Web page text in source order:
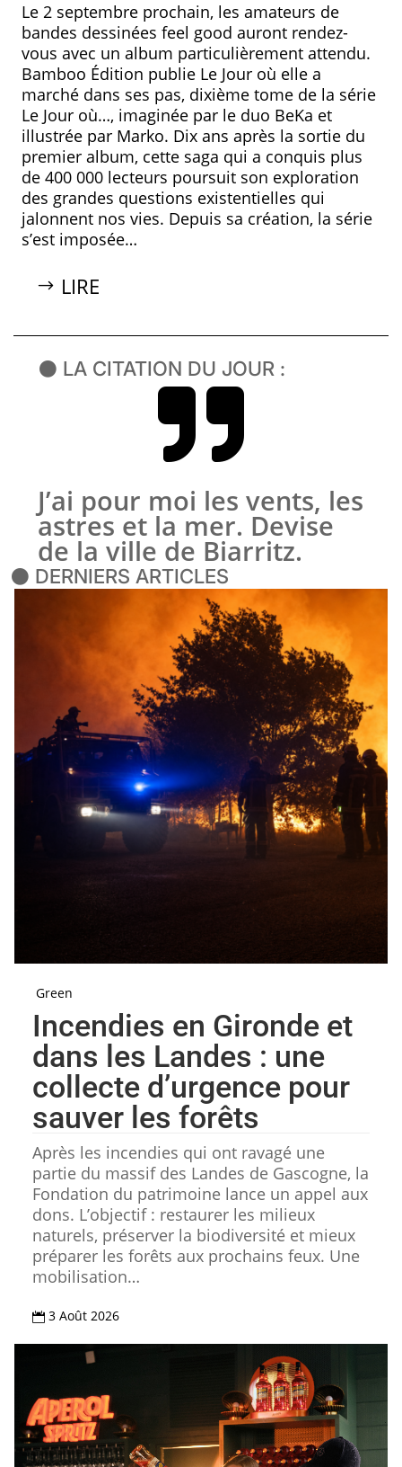
Le 2 septembre prochain, les amateurs de
bandes dessinées feel good auront rendez-
vous avec un album particulièrement attendu.
Bamboo Édition publie Le Jour où elle a
marché dans ses pas, dixième tome de la série
Le Jour où…, imaginée par le duo BeKa et
illustrée par Marko. Dix ans après la sortie du
premier album, cette saga qui a conquis plus
de 400 000 lecteurs poursuit son exploration
des grandes questions existentielles qui
jalonnent nos vies. Depuis sa création, la série
s’est imposée…
LIRE
⚫ LA CITATION DU JOUR :

J’ai pour moi les vents, les
astres et la mer. Devise
de la ville de Biarritz.
⚫ DERNIERS ARTICLES
Green
Incendies en Gironde et
dans les Landes : une
collecte d’urgence pour
sauver les forêts
Après les incendies qui ont ravagé une
partie du massif des Landes de Gascogne, la
Fondation du patrimoine lance un appel aux
dons. L’objectif : restaurer les milieux
naturels, préserver la biodiversité et mieux
préparer les forêts aux prochains feux. Une
mobilisation…
 3 Août 2026